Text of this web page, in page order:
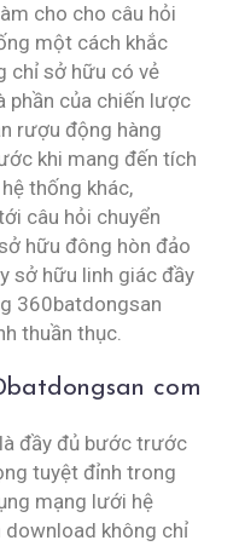
cho cho câu hỏi
một cách khắc
chỉ sở hữu có vẻ
phần của chiến lược
rượu động hàng
khi mang đến tích
thống khác,
câu hỏi chuyển
hữu đông hòn đảo
sở hữu linh giác đầy
360batdongsan
thuần thục.
com
đầy đủ bước trước
tuyệt đỉnh trong
mạng lưới hệ
download không chỉ